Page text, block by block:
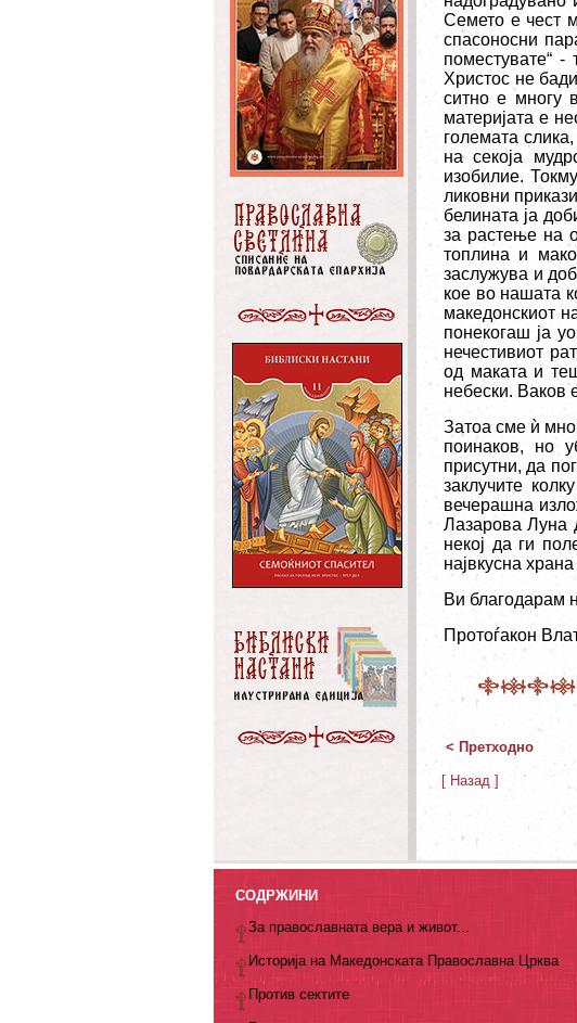
Семето е чест
спасоносни
поместувате“
Христос не
ситно е многу
материјата е
големата
на секоја
изобилие.
ликовни
белината ја
за растење на
топлина и
заслужува и
кое во нашата
македонскиот
понекогаш ја
нечестивиот
од маката и
небески. Ваков
Затоа смеѝ
поинаков, но
присутни, да
заклучите
вечерашна
Лазарова Луна
некој да ги
највкусна
Ви благодарам
Протоѓакон
< Претходно
[ Назад ]
СОДРЖИНИ
За православната вера и живот...
Историја на Македонската Православна Црква
Против сектите